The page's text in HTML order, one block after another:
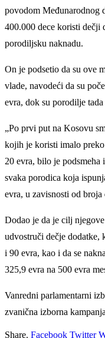
povodom Međunarodnog
400.000 dece koristi dečji
porodiljsku naknadu.
On je podsetio da su ove
vlade, navodeći da su
evra, dok su porodilje
„Po prvi put na Kosovu
kojih je koristi imalo preko
20 evra, bilo je
svaka porodica koja
evra, u zavisnosti od
Dodao je da je cilj
udvostruči dečje dodatke,
i 90 evra, kao i da se
325,9 evra na 500 evra
Vanredni parlamentarni
zvanična izborna
Share. Facebook Twitter